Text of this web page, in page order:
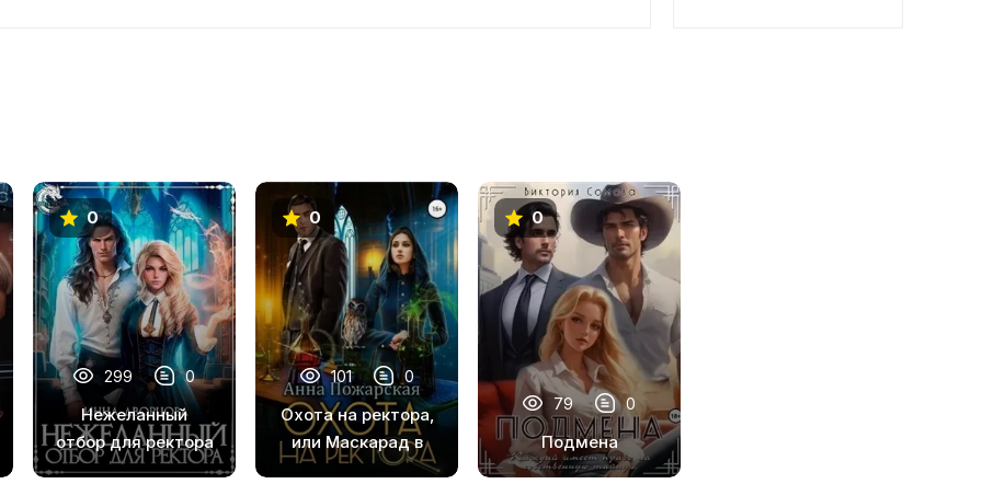
0
299 0
Нежеланный
отбор для ректора
0
101 0
Охота на ректора,
или Маскарад в
академии
0
79 0
Подмена